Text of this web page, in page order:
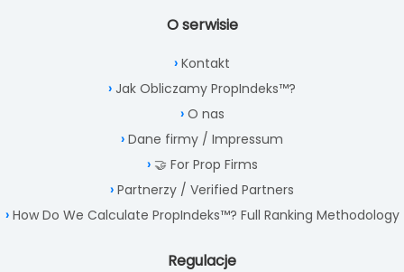
O serwisie
Kontakt
Jak Obliczamy PropIndeks™?
O nas
Dane firmy / Impressum
🤝 For Prop Firms
Partnerzy / Verified Partners
How Do We Calculate PropIndeks™? Full Ranking Methodology
Regulacje